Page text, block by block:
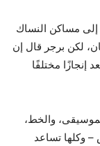
إلى مساكن النساك
لكن برجر قال إن
إنجازًا مختلفًا
والخط،
– وكلها تساعد